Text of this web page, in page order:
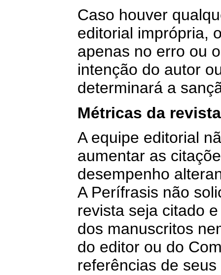
Caso houver
editorial imprópria,
apenas no erro ou
intenção do autor
determinará a
Métricas da revista
A equipe editorial
aumentar as
desempenho
A Perífrasis não
revista seja citado
dos manuscritos
do editor ou do
referências de